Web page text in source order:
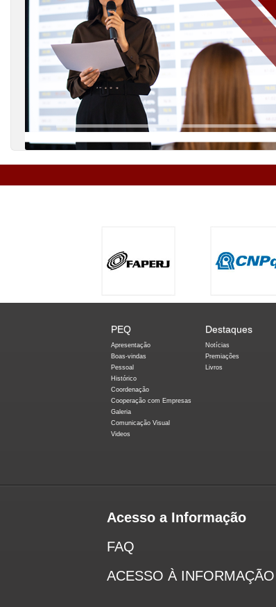
PEQ
Apresentação
Boas-vindas
Pessoal
Histórico
Coordenação
Cooperação com Empresas
Galeria
Comunicação Visual
Videos
Destaques
Notícias
Premiações
Livros
Acesso a Informação
FAQ
ACESSO À